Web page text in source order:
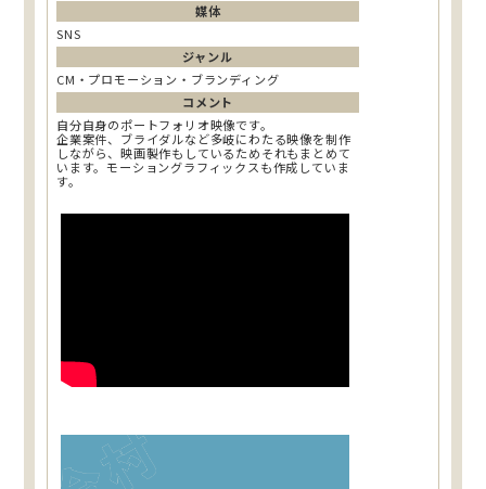
媒体
SNS
ジャンル
CM・プロモーション・ブランディング
コメント
自分自身のポートフォリオ映像です。
企業案件、ブライダルなど多岐にわたる映像を制作
しながら、映画製作もしているためそれもまとめて
います。モーショングラフィックスも作成していま
す。